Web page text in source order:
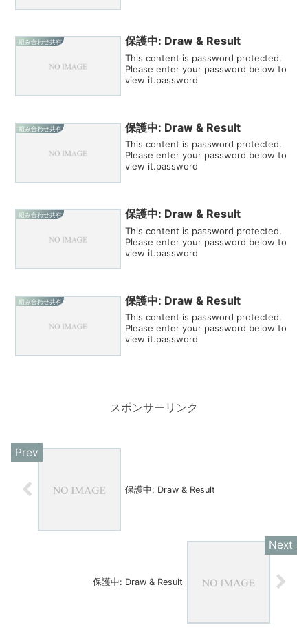
組み合わせ共有 保護中: Draw & Result
This content is password protected.
Please enter your password below to
view it.password
組み合わせ共有 保護中: Draw & Result
This content is password protected.
Please enter your password below to
view it.password
組み合わせ共有 保護中: Draw & Result
This content is password protected.
Please enter your password below to
view it.password
組み合わせ共有 保護中: Draw & Result
This content is password protected.
Please enter your password below to
view it.password
スポンサーリンク
保護中: Draw & Result
保護中: Draw & Result